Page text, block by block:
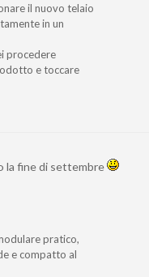
il nuovo telaio
in un
procedere
e toccare
la fine di settembre
pratico,
e compatto al